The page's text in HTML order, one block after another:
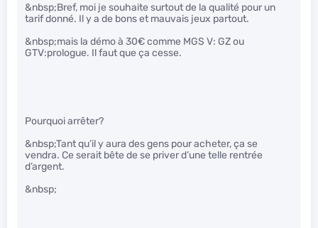
&nbsp;Bref, moi je souhaite surtout de la qualité pour un
tarif donné. Il y a de bons et mauvais jeux partout.
&nbsp;mais la démo à 30€ comme MGS V: GZ ou
GTV:prologue. Il faut que ça cesse.
Pourquoi arrêter?
&nbsp;Tant qu’il y aura des gens pour acheter, ça se
vendra. Ce serait bête de se priver d’une telle rentrée
d’argent.
&nbsp;